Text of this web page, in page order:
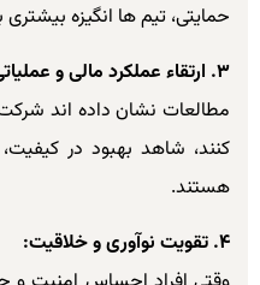
حمایتی، تیم ها انگیزه بیشتری
۳. ارتقاء عملکرد مالی و عملیاتی:
مطالعات نشان داده اند
کنند، شاهد بهبود در
هستند.
۴. تقویت نوآوری و خلاقیت: